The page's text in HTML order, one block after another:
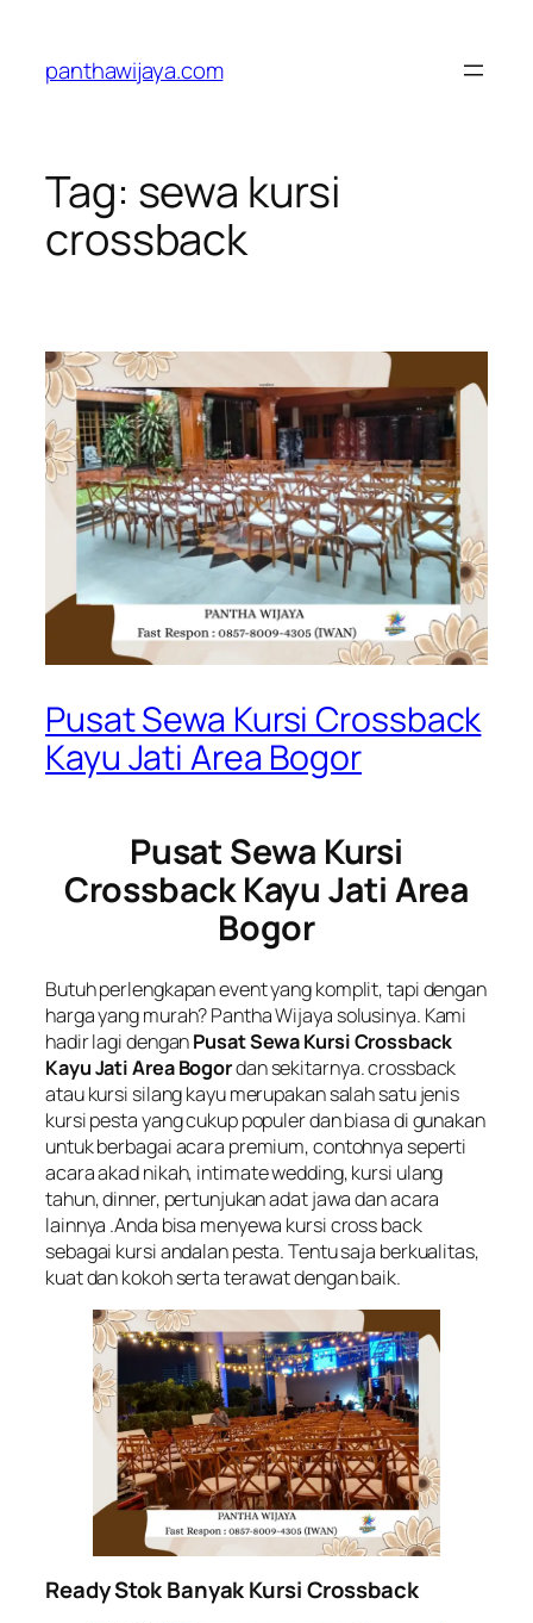
konten
panthawijaya.com
Tag: sewa kursi
crossback
Pusat Sewa Kursi Crossback
Kayu Jati Area Bogor
Pusat Sewa Kursi
Crossback Kayu Jati Area
Bogor
Butuh perlengkapan event yang komplit, tapi dengan
harga yang murah? Pantha Wijaya solusinya. Kami
hadir lagi denganPusat Sewa Kursi Crossback
Kayu Jati Area Bogordan sekitarnya. crossback
atau kursi silang kayu merupakan salah satu jenis
kursi pesta yang cukup populer dan biasa di gunakan
untuk berbagai acara premium, contohnya seperti
acara akad nikah, intimate wedding, kursi ulang
tahun, dinner, pertunjukan adat jawa dan acara
lainnya .Anda bisa menyewa kursi cross back
sebagai kursi andalan pesta. Tentu saja berkualitas,
kuat dan kokoh serta terawat dengan baik.
Ready Stok Banyak Kursi Crossback